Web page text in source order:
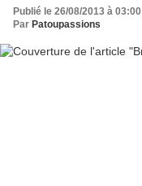
Publié le 26/08/2013 à 03:00
Par Patoupassions